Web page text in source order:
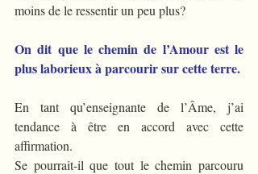
moins de le ressentir un peu plus?
On dit que le chemin de l’Amour est le
plus laborieux à parcourir sur cette terre.
En tant qu’enseignante de l’Âme, j’ai
tendance à être en accord avec cette
affirmation.
Se pourrait-il que tout le chemin parcouru